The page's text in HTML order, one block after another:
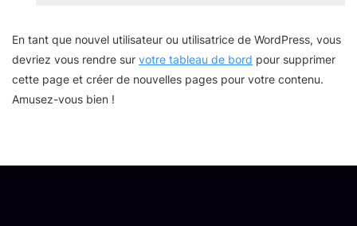
En tant que nouvel utilisateur ou utilisatrice de WordPress, vous
devriez vous rendre sur votre tableau de bord pour supprimer
cette page et créer de nouvelles pages pour votre contenu.
Amusez-vous bien !